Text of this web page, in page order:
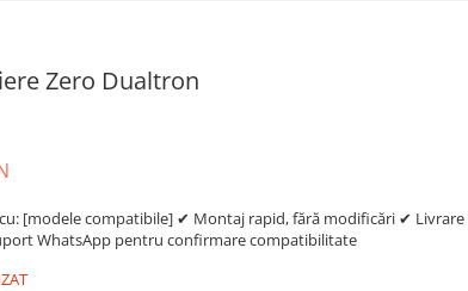
Zero Dualtron
[modele compatibile] ✔ Montaj rapid, fără modificări ✔
WhatsApp pentru confirmare compatibilitate